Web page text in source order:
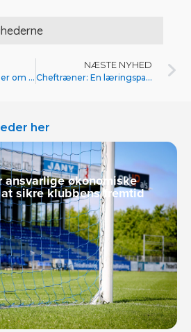
Seedorff: Det handler om overlevelse
NÆSTE NYHED
Cheftræner: En læringsparat trup
her
ansvarlige økonomiske
sikre klubbens fremtid